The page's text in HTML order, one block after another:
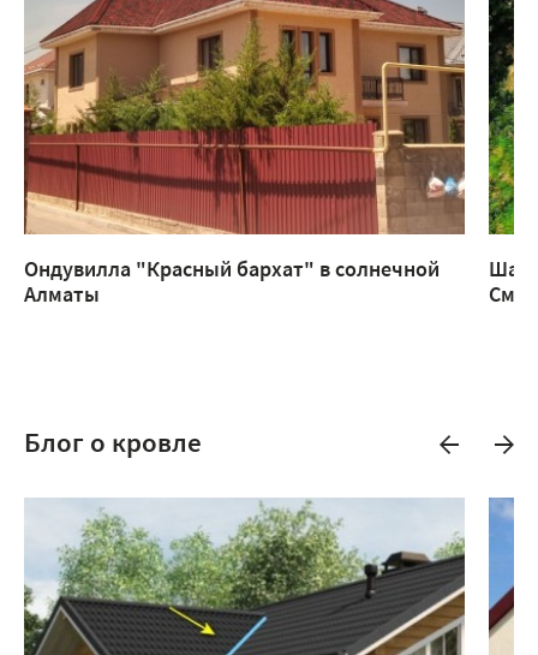
Ондувилла "Красный бархат" в солнечной
Алматы
Блог о кровле